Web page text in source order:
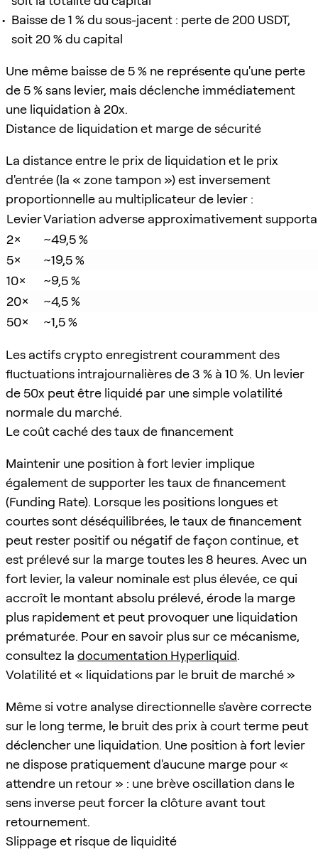
Baisse de 1 % du sous-jacent : perte de 200 USDT,
soit 20 % du capital
Une même baisse de 5 % ne représente qu'une perte
de 5 % sans levier, mais déclenche immédiatement
une liquidation à 20x.
Distance de liquidation et marge de sécurité
La distance entre le prix de liquidation et le prix
d'entrée (la « zone tampon ») est inversement
proportionnelle au multiplicateur de levier :
LevierVariation adverse approximativement
2×
~49,5 %
5×
~19,5 %
10×
~9,5 %
20×
~4,5 %
50×
~1,5 %
Les actifs crypto enregistrent couramment des
fluctuations intrajournalières de 3 % à 10 %. Un levier
de 50x peut être liquidé par une simple volatilité
normale du marché.
Le coût caché des taux de financement
Maintenir une position à fort levier implique
également de supporter les taux de financement
(Funding Rate). Lorsque les positions longues et
courtes sont déséquilibrées, le taux de financement
peut rester positif ou négatif de façon continue, et
est prélevé sur la marge toutes les 8 heures. Avec un
fort levier, la valeur nominale est plus élevée, ce qui
accroît le montant absolu prélevé, érode la marge
plus rapidement et peut provoquer une liquidation
prématurée. Pour en savoir plus sur ce mécanisme,
consultez la documentation Hyperliquid.
Volatilité et « liquidations par le bruit de marché »
Même si votre analyse directionnelle s'avère correcte
sur le long terme, le bruit des prix à court terme peut
déclencher une liquidation. Une position à fort levier
ne dispose pratiquement d'aucune marge pour «
attendre un retour » : une brève oscillation dans le
sens inverse peut forcer la clôture avant tout
retournement.
Slippage et risque de liquidité